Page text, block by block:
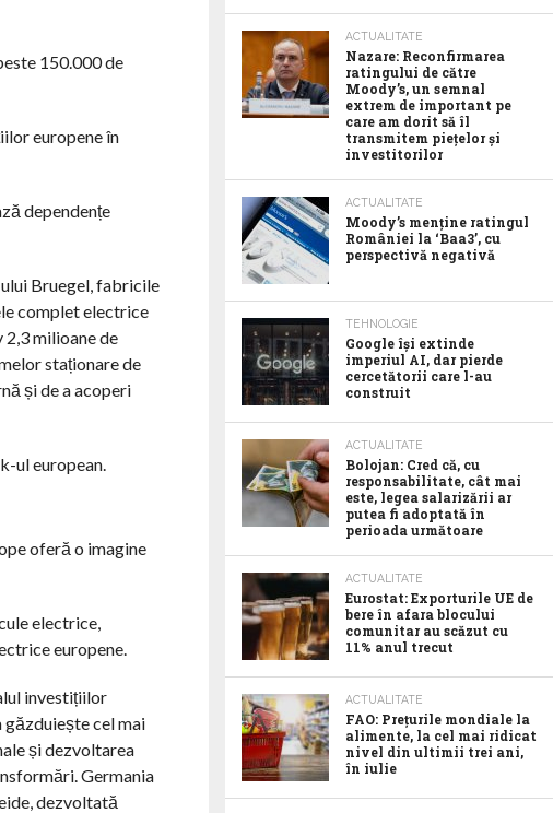
150.000 de
europene în
dependențe
Bruegel, fabricile
complet electrice
milioane de
staționare de
și de a acoperi
ul european.
oferă o imagine
electrice,
europene.
investițiilor
găzduiește cel mai
și dezvoltarea
Germania
dezvoltată
ACTUALITATE
Nazare: Reconfirmarea
ratingului de către
Moody’s, un semnal
extrem de important pe
care am dorit să îl
transmitem piețelor și
investitorilor
ACTUALITATE
Moody’s menține ratingul
României la ‘Baa3’, cu
perspectivă negativă
TEHNOLOGIE
Google îşi extinde
imperiul AI, dar pierde
cercetătorii care l-au
construit
ACTUALITATE
Bolojan: Cred că, cu
responsabilitate, cât mai
este, legea salarizării ar
putea fi adoptată în
perioada următoare
ACTUALITATE
Eurostat: Exporturile UE de
bere în afara blocului
comunitar au scăzut cu
11% anul trecut
ACTUALITATE
FAO: Prețurile mondiale la
alimente, la cel mai ridicat
nivel din ultimii trei ani,
în iulie